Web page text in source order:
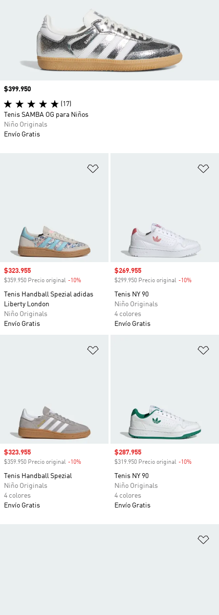
Precio de venta
$323.955
$359.950 Precio original -10%
Tenis Handball Spezial adidas
Liberty London
Niño Originals
Envío Gratis
Precio de venta
$269.955
$299.950 Precio original -10%
Tenis NY 90
Niño Originals
4 colores
Envío Gratis
Precio de venta
$323.955
$359.950 Precio original -10%
Tenis Handball Spezial
Niño Originals
4 colores
Envío Gratis
Precio de venta
$287.955
$319.950 Precio original -10%
Tenis NY 90
Niño Originals
4 colores
Envío Gratis
Precio
$399.950
(17)
Tenis SAMBA OG para Niños
Niño Originals
Envío Gratis